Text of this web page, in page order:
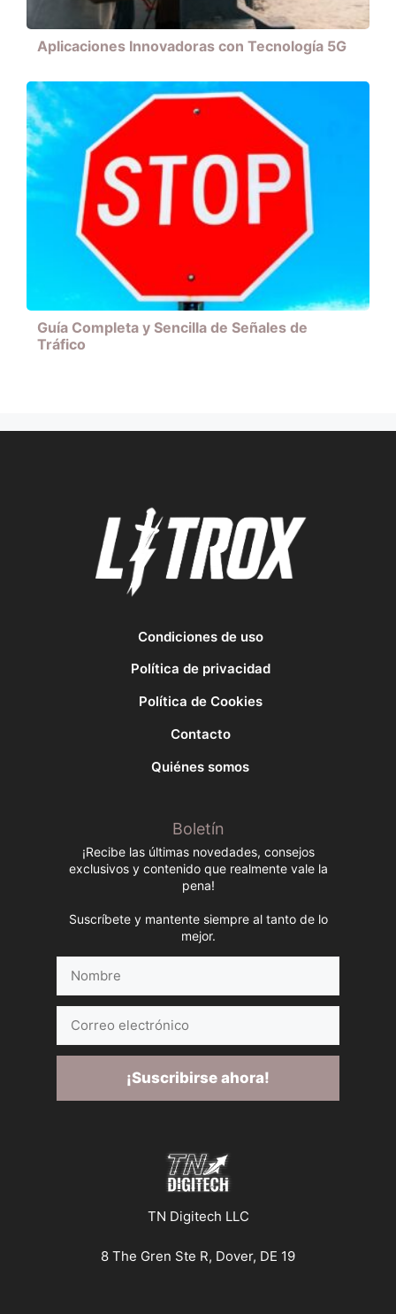
Aplicaciones Innovadoras con Tecnología 5G
Guía Completa y Sencilla de Señales de
Tráfico
Condiciones de uso
Política de privacidad
Política de Cookies
Contacto
Quiénes somos
Boletín
¡Recibe las últimas novedades, consejos
exclusivos y contenido que realmente vale la
pena!
Suscríbete y mantente siempre al tanto de lo
mejor.
electrónico
¡Suscribirse ahora!
TN Digitech LLC
8 The Gren Ste R, Dover, DE 19